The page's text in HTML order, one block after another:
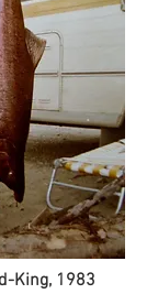
King, 1983